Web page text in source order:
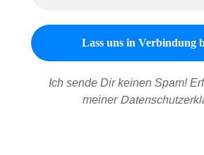
Ich sende Dir keinen Spam!
meiner